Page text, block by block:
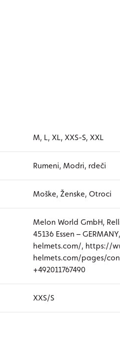
M, L, XL, XXS-S, XXL
Rumeni, Modri, rdeči
Moške, Ženske, Otroci
Melon World GmbH,
45136 Essen –
helmets.com/, https://
helmets.com/pages/
+492011767490
XXS/S